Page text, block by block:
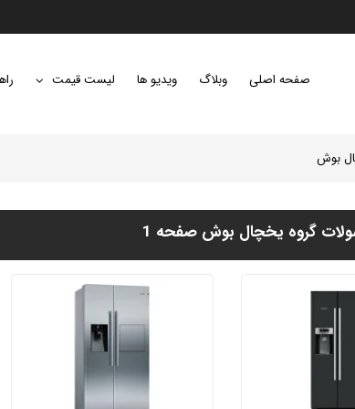
صفحه اصلی وبلاگ ویدیو ها لیست قیمت
بوش
گروه یخچال بوش صفحه 1